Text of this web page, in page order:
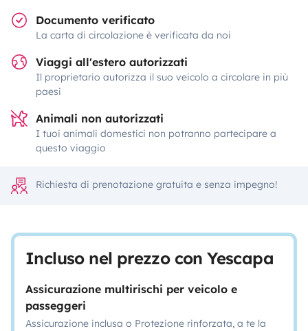
Documento verificato
La carta di circolazione è verificata da noi
Viaggi all'estero autorizzati
Il proprietario autorizza il suo veicolo a circolare in più
paesi
Animali non autorizzati
I tuoi animali domestici non potranno partecipare a
questo viaggio
Richiesta di prenotazione gratuita e senza impegno!
Incluso nel prezzo con Yescapa
Assicurazione multirischi per veicolo e
passeggeri
Assicurazione inclusa o Protezione rinforzata, a te la